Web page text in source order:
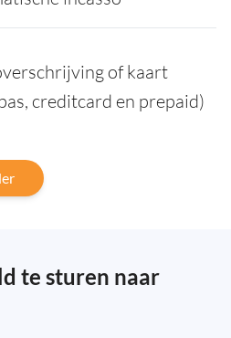
of kaart
creditcard en prepaid)
te sturen naar